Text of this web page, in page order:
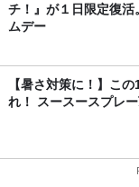
チ！』が１日限定復
ムデー
【暑さ対策に！】こ
れ！ スースースプレ